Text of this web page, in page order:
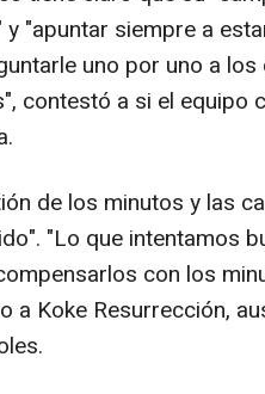
"apuntar siempre a
uno por uno a
contestó a si el equipo
de los minutos y las
"Lo que intentamos
con los
a Koke Resurrección,